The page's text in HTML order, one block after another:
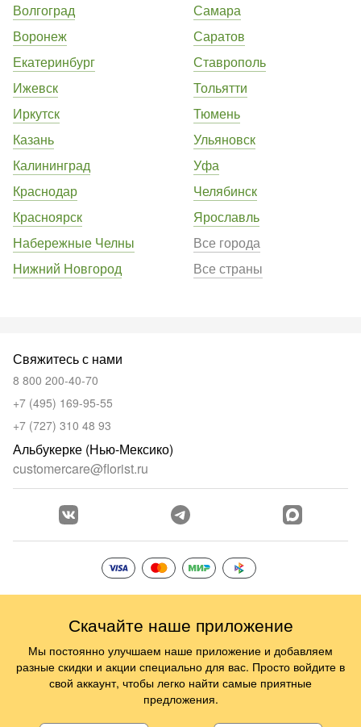
Волгоград
Воронеж
Екатеринбург
Ижевск
Иркутск
Казань
Калининград
Краснодар
Красноярск
Набережные Челны
Нижний Новгород
Самара
Саратов
Ставрополь
Тольятти
Тюмень
Ульяновск
Уфа
Челябинск
Ярославль
Все города
Все страны
Свяжитесь с нами
8 800 200-40-70
+7 (495) 169-95-55
+7 (727) 310 48 93
Альбукерке (Нью-Мексико)
customercare@florist.ru
Скачайте наше приложение
Мы постоянно улучшаем наше приложение и добавляем
разные скидки и акции специально для вас. Просто войдите в
свой аккаунт, чтобы легко найти самые приятные
предложения.